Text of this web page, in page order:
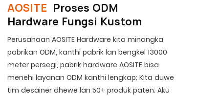
AOSITE Proses ODM
Hardware Fungsi Kustom
Perusahaan AOSITE Hardware kita minangka
pabrikan ODM, kanthi pabrik lan bengkel 13000
meter persegi, pabrik hardware AOSITE bisa
menehi layanan ODM kanthi lengkap; Kita duwe
tim desainer dhewe lan 50+ produk paten; Aku